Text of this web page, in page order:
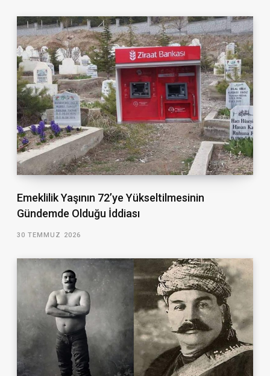
Emeklilik Yaşının 72’ye Yükseltilmesinin
Gündemde Olduğu İddiası
30 TEMMUZ 2026